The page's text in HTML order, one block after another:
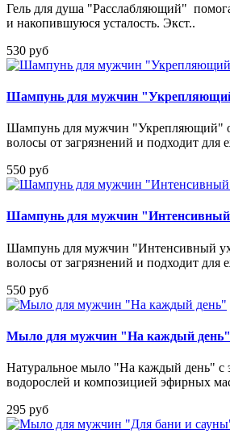
Гель для душа "Расслабляющий"
и накопившуюся усталость. Экст..
530 руб
Шампунь для мужчин
Шампунь для мужчин "Укрепляющий"
волосы от загрязнений и подходит для
550 руб
Шампунь для мужчин "Интенсивный
Шампунь для мужчин "Интенсивный
волосы от загрязнений и подходит для
550 руб
Мыло для мужчин "На каждый день"
Натуральное мыло "На каждый день" с
водорослей и композицией эфирных
295 руб